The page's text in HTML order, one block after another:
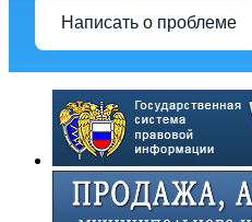
Написать о проблеме